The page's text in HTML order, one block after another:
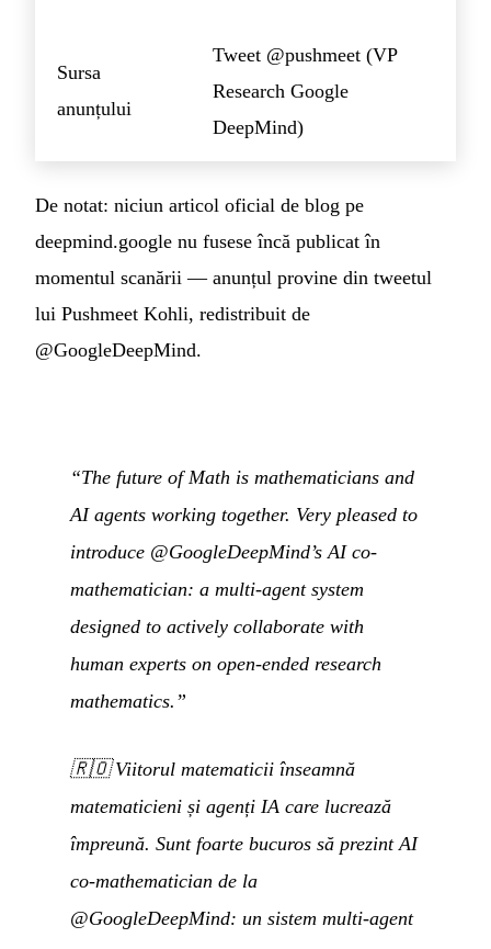
Sursa
anunțului
Tweet @pushmeet (VP
Research Google
DeepMind)
De notat: niciun articol oficial de blog pe
deepmind.google nu fusese încă publicat în
momentul scanării — anunțul provine din tweetul
lui Pushmeet Kohli, redistribuit de
@GoogleDeepMind.
“The future of Math is mathematicians and
AI agents working together. Very pleased to
introduce @GoogleDeepMind’s AI co-
mathematician: a multi-agent system
designed to actively collaborate with
human experts on open-ended research
mathematics.”
🇷🇴Viitorul matematicii înseamnă
matematicieni și agenți IA care lucrează
împreună. Sunt foarte bucuros să prezint AI
co-mathematician de la
@GoogleDeepMind: un sistem multi-agent